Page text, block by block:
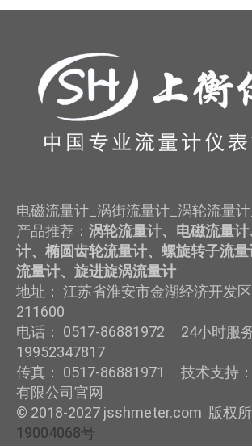
电磁流量计_涡街流量计_涡轮流量
产品推荐： 涡轮流量计、电磁流量
计、椭圆齿轮流量计、螺旋转子流
流量计、旋进旋涡流量计
地址： 江苏省淮安市金湖经济开发
211600
电话： 0517-86881972 24小时服务
19952347817
传真： 0517-86881971 技术支持
有限公司官网
© 2018-2027 jsshmeter.com 版权
19004068号